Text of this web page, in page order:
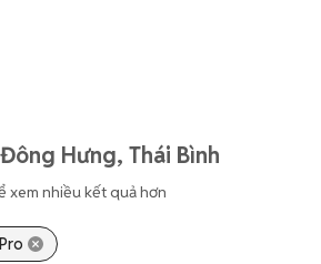
Hưng, Thái Bình
xem nhiều kết quả hơn